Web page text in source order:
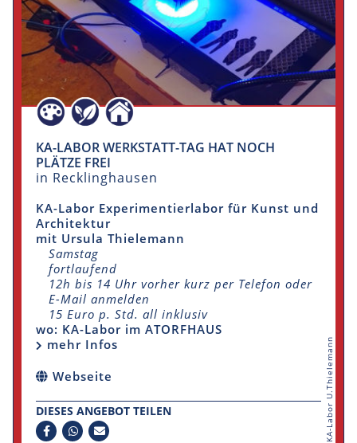
KA-LABOR WERKSTATT-TAG HAT NOCH
PLÄTZE FREI
in Recklinghausen
KA-Labor Experimentierlabor für Kunst und
Architektur
mit Ursula Thielemann
Samstag
fortlaufend
12h bis 14 Uhr vorher kurz per Telefon oder
E-Mail anmelden
15 Euro p. Std. all inklusiv
wo: KA-Labor im ATORFHAUS
mehr Infos
Webseite
DIESES ANGEBOT TEILEN KA-Labor U.Thielemann